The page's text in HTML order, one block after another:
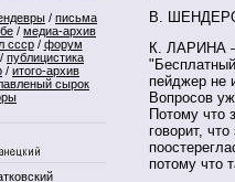
/ письма
/ медиа-архив
ссср/ форум
/ публицистика
/ итого-архив
сырок
В.
К. ЛАРИНА
пейджер не
Вопросов
Потому что
говорит,
потому что